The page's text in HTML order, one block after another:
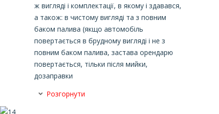
ж вигляді і комплектації, в якому і здавався,
а також: в чистому вигляді та з повним
баком палива (якщо автомобіль
повертається в брудному вигляді і не з
повним баком палива, застава орендарю
повертається, тільки після мийки,
дозаправки
Розгорнути